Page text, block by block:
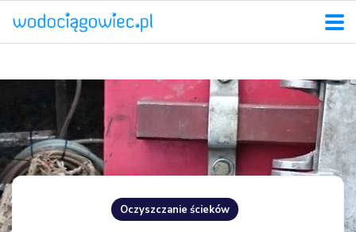
Oczyszczanie ścieków